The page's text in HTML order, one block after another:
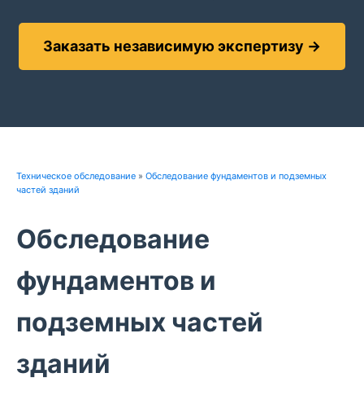
Заказать независимую экспертизу →
Техническое обследование » Обследование фундаментов и подземных
частей зданий
Обследование
фундаментов и
подземных частей
зданий